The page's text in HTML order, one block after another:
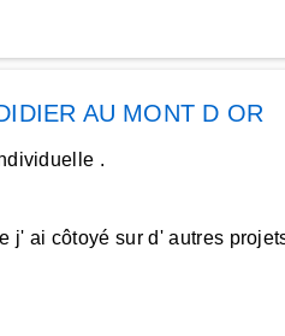
AU MONT D OR
.
j' ai côtoyé sur d' autres